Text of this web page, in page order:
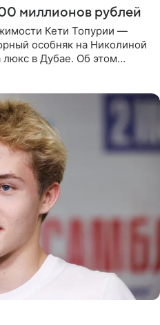
миллионов рублей
Кети Топурии —
особняк на Николиной
люкс в Дубае. Об этом